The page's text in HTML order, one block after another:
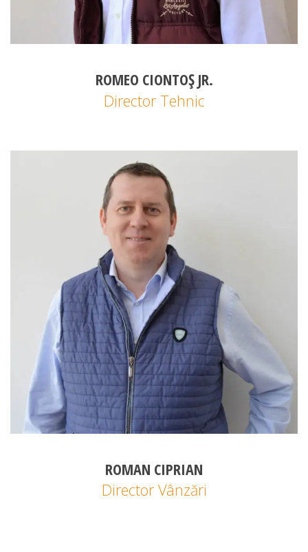
ROMEO CIONTOȘ JR.
Director Tehnic
ROMAN CIPRIAN
Director Vânzări